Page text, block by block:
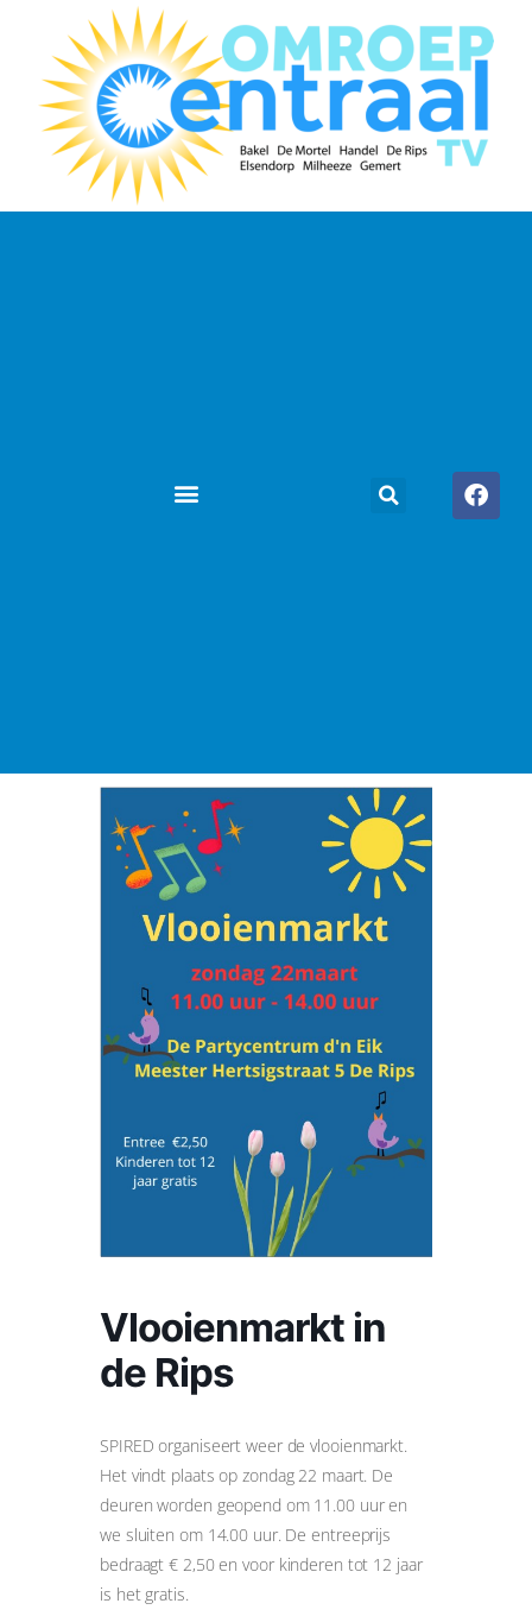
Vlooienmarkt in
de Rips
SPIRED organiseert weer de vlooienmarkt.
Het vindt plaats op zondag 22 maart. De
deuren worden geopend om 11.00 uur en
we sluiten om 14.00 uur. De entreeprijs
bedraagt € 2,50 en voor kinderen tot 12 jaar
is het gratis.